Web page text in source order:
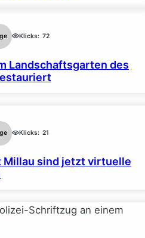
Klicks: 72
Landschaftsgarten des
Klicks: 21
Millau sind jetzt virtuelle